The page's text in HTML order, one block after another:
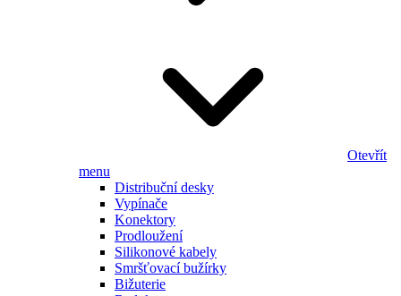
Otevřít
menu
Distribuční desky
Vypínače
Konektory
Prodloužení
Silikonové kabely
Smršťovací bužírky
Bižuterie